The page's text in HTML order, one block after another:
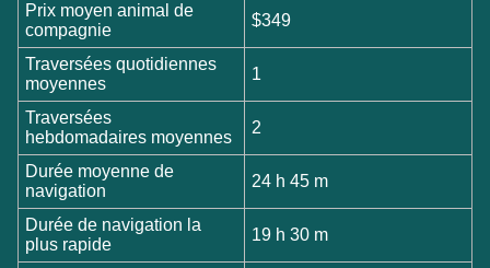
Prix moyen animal de
compagnie
$349
Traversées quotidiennes
moyennes
1
Traversées
hebdomadaires moyennes
2
Durée moyenne de
navigation
24 h 45 m
Durée de navigation la
plus rapide
19 h 30 m